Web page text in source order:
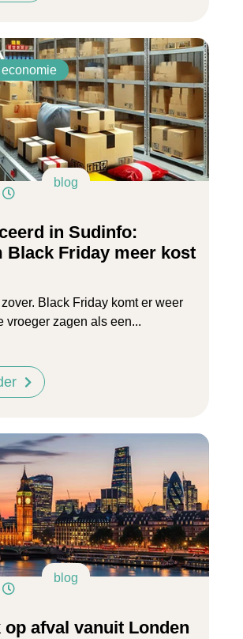
blog
in Sudinfo:
Black Friday meer kost
Black Friday komt er weer
vroeger zagen als een...
blog
op afval vanuit Londen